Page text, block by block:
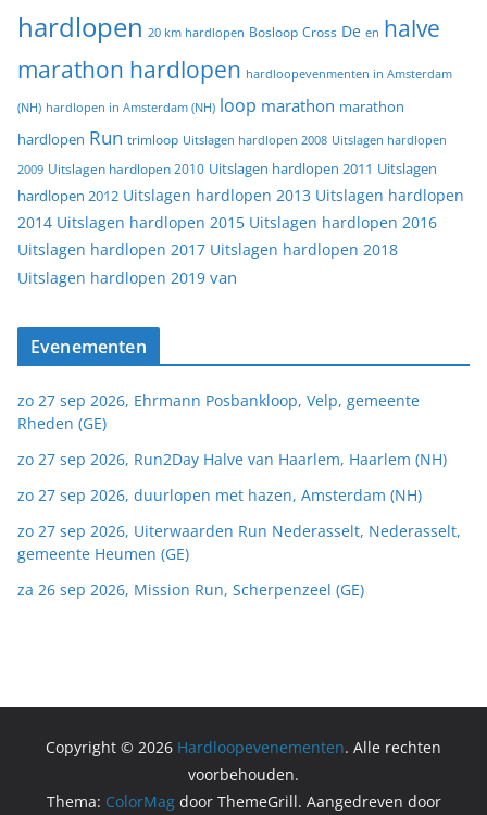
hardlopen 20 km hardlopen Bosloop Cross De en halve
marathon hardlopen hardloopevenmenten in Amsterdam
(NH) hardlopen in Amsterdam (NH) loop marathon marathon
hardlopen Run trimloop Uitslagen hardlopen 2008 Uitslagen hardlopen
2009 Uitslagen hardlopen 2010 Uitslagen hardlopen 2011 Uitslagen
hardlopen 2012 Uitslagen hardlopen 2013 Uitslagen hardlopen
2014 Uitslagen hardlopen 2015 Uitslagen hardlopen 2016
Uitslagen hardlopen 2017 Uitslagen hardlopen 2018
Uitslagen hardlopen 2019 van
Evenementen
zo 27 sep 2026, Ehrmann Posbankloop, Velp, gemeente
Rheden (GE)
zo 27 sep 2026, Run2Day Halve van Haarlem, Haarlem (NH)
zo 27 sep 2026, duurlopen met hazen, Amsterdam (NH)
zo 27 sep 2026, Uiterwaarden Run Nederasselt, Nederasselt,
gemeente Heumen (GE)
za 26 sep 2026, Mission Run, Scherpenzeel (GE)
Copyright © 2026 Hardloopevenementen. Alle rechten
voorbehouden.
Thema: ColorMagdoor ThemeGrill. Aangedreven door